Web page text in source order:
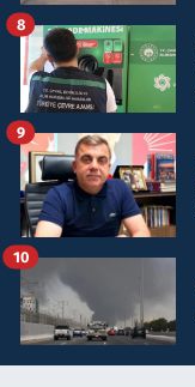
8
9
10